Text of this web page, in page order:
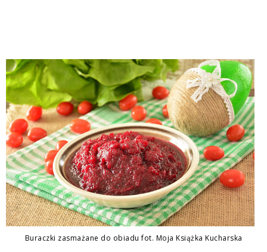
Buraczki zasmażane do obiadu fot. Moja Książka Kucharska